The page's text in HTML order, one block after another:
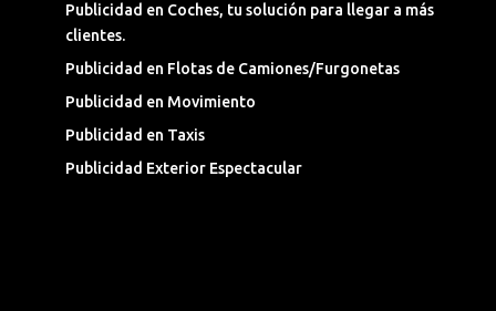
Publicidad en Coches, tu solución para llegar a más
clientes.
Publicidad en Flotas de Camiones/Furgonetas
Publicidad en Movimiento
Publicidad en Taxis
Publicidad Exterior Espectacular